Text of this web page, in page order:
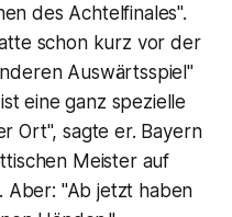
des Achtelfinales".
schon kurz vor der
Auswärtsspiel"
eine ganz spezielle
Ort", sagte er. Bayern
Meister auf
Aber: "Ab jetzt haben